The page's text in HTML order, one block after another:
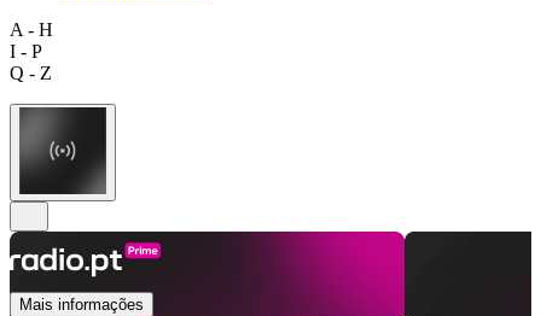
A - H
I - P
Q - Z
Mais informações